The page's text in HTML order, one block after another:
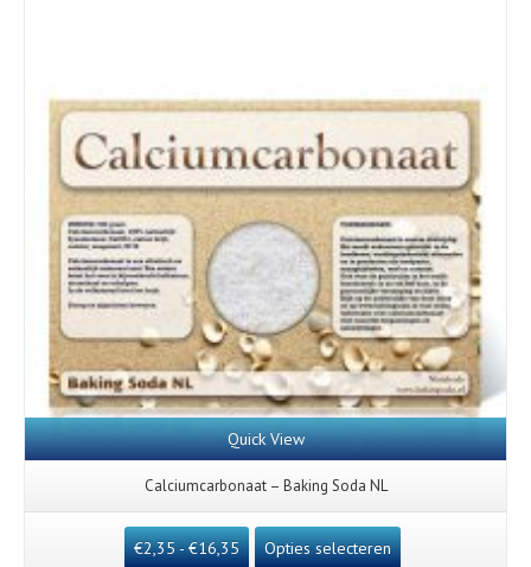
Quick View
Calciumcarbonaat – Baking Soda NL
€2,35- €16,35 Opties selecteren